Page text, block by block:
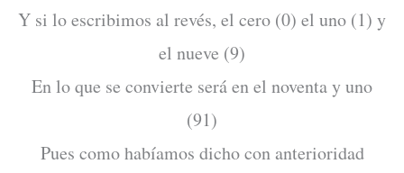
Y si lo escribimos al revés, el cero (0) el uno (1) y
el nueve (9)
En lo que se convierte será en el noventa y uno
(91)
Pues como habíamos dicho con anterioridad